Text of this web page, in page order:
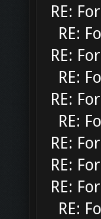
RE:
RE:
RE:
RE:
RE:
RE:
RE:
RE:
RE:
RE: